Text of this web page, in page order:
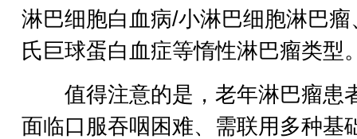
淋巴细胞白血病/小淋巴细胞淋巴瘤
氏巨球蛋白血症等惰性淋巴瘤类型
值得注意的是，老年淋巴瘤患
面临口服吞咽困难、需联用多种基